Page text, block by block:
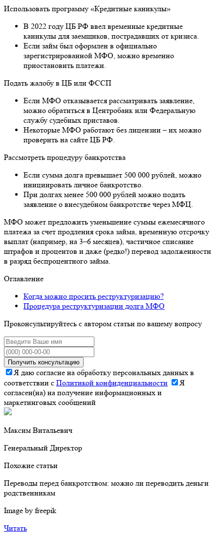
Использовать программу «Кредитные каникулы»
В 2022 году ЦБ РФ ввел временные кредитные
каникулы для заемщиков, пострадавших от кризиса.
Если займ был оформлен в официально
зарегистрированной МФО, можно временно
приостановить платежи.
Подать жалобу в ЦБ или ФССП
Если МФО отказывается рассматривать заявление,
можно обратиться в Центробанк или Федеральную
службу судебных приставов.
Некоторые МФО работают без лицензии – их можно
проверить на сайте ЦБ РФ.
Рассмотреть процедуру банкротства
Если сумма долга превышает 500 000 рублей, можно
инициировать личное банкротство.
При долгах менее 500 000 рублей можно подать
заявление о внесудебном банкротстве через МФЦ.
МФО может предложить уменьшение суммы ежемесячного
платежа за счет продления срока займа, временную отсрочку
выплат (например, на 3–6 месяцев), частичное списание
штрафов и процентов и даже (редко!) перевод задолженности
в разряд беспроцентного займа.
Оглавление
Когда можно просить реструктуризацию?
Процедура реструктуризации долга МФО
Проконсультируйтесь с автором статьи по вашему вопросу
Получить консультацию
Я даю согласие на обработку персональных данных в
соответствии с Политикой конфиденциальности
Я
согласен(на) на получение информационных и
маркетинговых сообщений
Максим Витальевич
Генеральный Директор
Похожие статьи
Переводы перед банкротством: можно ли переводить деньги
родственникам
Image by freepik
Читать